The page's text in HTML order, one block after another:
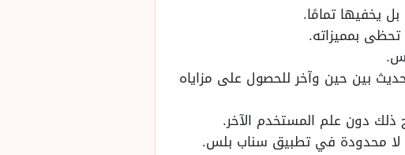
يخفيها تمامًا.
بمميزاته.
بين حين وآخر للحصول على مزاياه
ذلك دون علم المستخدم الآخر.
لا محدودة في تطبيق سناب بلس.